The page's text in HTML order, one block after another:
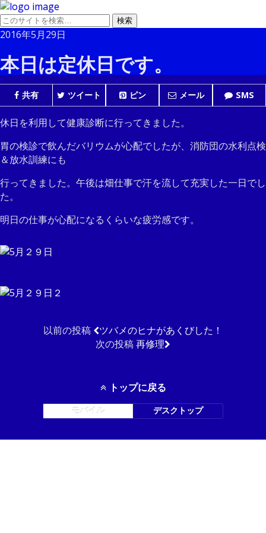
2016年5月29日
本日は定休日です。
共有 ツイート ピン メール SMS
休日を利用して健康診断に行ってきました。
胃の検診で飲んだバリウムが心配でしたが、消防団の水利点検
＆放水訓練にも
行ってきました。午後は畑仕事で汗を流して充実した一日でし
た。
明日の仕事が心配になるくらいな疲労感です。
以前の投稿
ツバメのヒナがあくびした！
次の投稿再修理
トップに戻る
モバイル デスクトップ